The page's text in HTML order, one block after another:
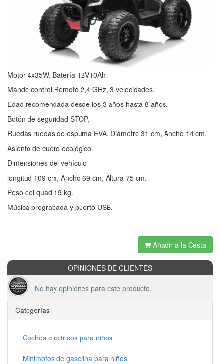
Motor 4x35W, Batería 12V10Ah
Mando control Remoto 2,4 GHz, 3 velocidades.
Edad recomendada desde los 3 años hasta 8 años.
Botón de seguridad STOP,
Ruedas ruedas de espuma EVA, Diámetro 31 cm, Ancho 14 cm,
Asiento de cuero ecológico.
Dimensiones del vehículo
longitud 109 cm, Ancho 69 cm, Altura 75 cm.
Peso del quad 19 kg.
Música pregrabada y puerto USB.
Añadir a la Cesta
OPINIONES DE CLIENTES
No hay opiniones para este producto.
Categorías
Coches electricos para niños
Minimotos de gasolina para niños